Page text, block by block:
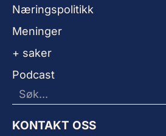
Næringspolitikk
Meninger
+ saker
Podcast
KONTAKT OSS